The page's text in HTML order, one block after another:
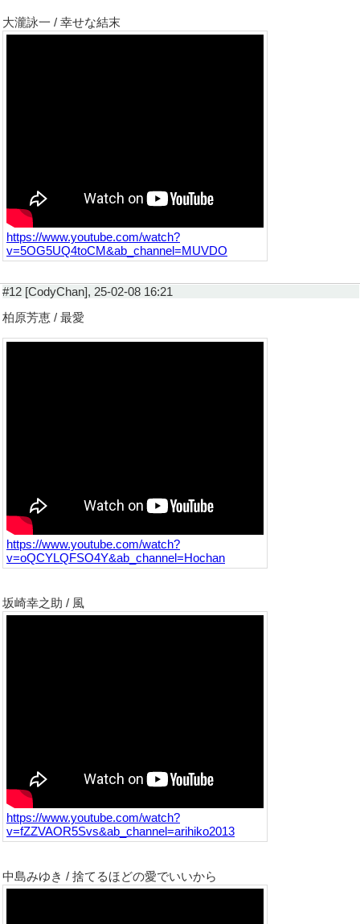
大瀧詠一 / 幸せな結末
https://www.youtube.com/watch?
v=5OG5UQ4toCM&ab_channel=MUVDO
#12 [CodyChan], 25-02-08 16:21
柏原芳恵 / 最愛
https://www.youtube.com/watch?
v=oQCYLQFSO4Y&ab_channel=Hochan
坂崎幸之助 / 風
https://www.youtube.com/watch?
v=fZZVAOR5Svs&ab_channel=arihiko2013
中島みゆき / 捨てるほどの愛でいいから